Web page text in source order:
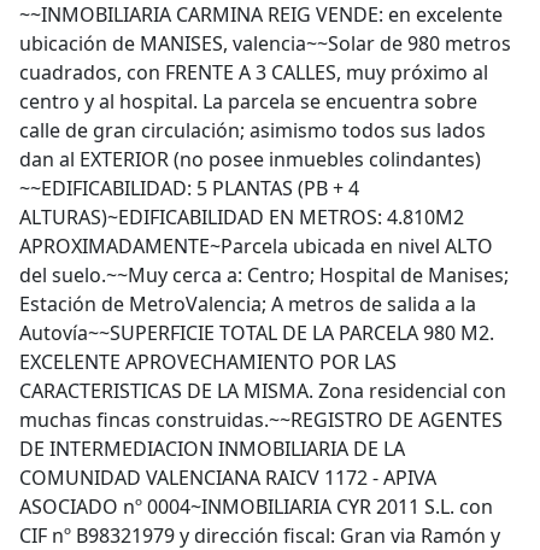
~~INMOBILIARIA CARMINA REIG VENDE: en excelente
ubicación de MANISES, valencia~~Solar de 980 metros
cuadrados, con FRENTE A 3 CALLES, muy próximo al
centro y al hospital. La parcela se encuentra sobre
calle de gran circulación; asimismo todos sus lados
dan al EXTERIOR (no posee inmuebles colindantes)
~~EDIFICABILIDAD: 5 PLANTAS (PB + 4
ALTURAS)~EDIFICABILIDAD EN METROS: 4.810M2
APROXIMADAMENTE~Parcela ubicada en nivel ALTO
del suelo.~~Muy cerca a: Centro; Hospital de Manises;
Estación de MetroValencia; A metros de salida a la
Autovía~~SUPERFICIE TOTAL DE LA PARCELA 980 M2.
EXCELENTE APROVECHAMIENTO POR LAS
CARACTERISTICAS DE LA MISMA. Zona residencial con
muchas fincas construidas.~~REGISTRO DE AGENTES
DE INTERMEDIACION INMOBILIARIA DE LA
COMUNIDAD VALENCIANA RAICV 1172 - APIVA
ASOCIADO nº 0004~INMOBILIARIA CYR 2011 S.L. con
CIF nº B98321979 y dirección fiscal: Gran via Ramón y